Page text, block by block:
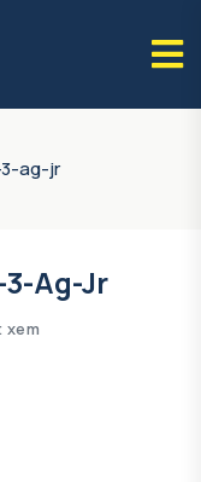
ag-jr
Ag-Jr
xem